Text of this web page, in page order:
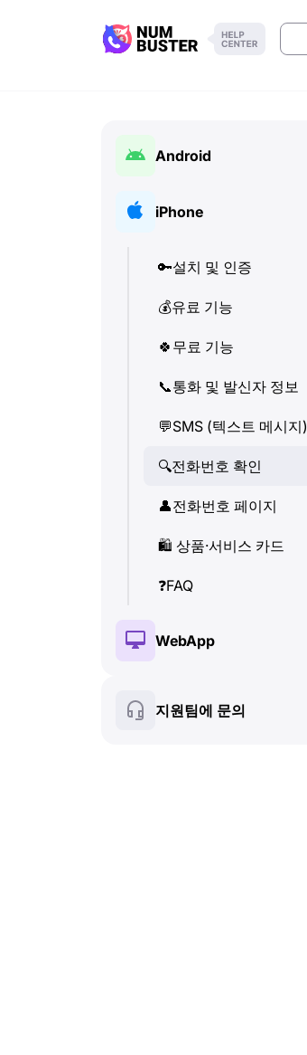
Android
🔑
iPhone
🔑설치 및 인증
💰유료 기능
🍀 무료 기능
📞통화 및 발신자 정보
💬SMS (텍스트 메시지)
🔍전화번호 확인
👤전화번호 페이지
🛍 ️ 상품·서비스 카드
❓FAQ
WebApp
지원팀에 문의